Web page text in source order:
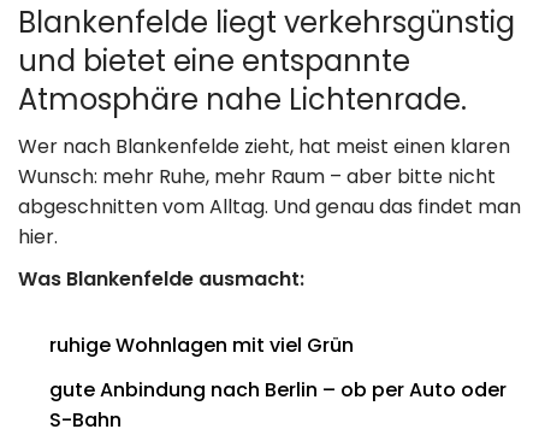
Blankenfelde liegt verkehrsgünstig
und bietet eine entspannte
Atmosphäre nahe Lichtenrade.
Wer nach Blankenfelde zieht, hat meist einen klaren
Wunsch: mehr Ruhe, mehr Raum – aber bitte nicht
abgeschnitten vom Alltag. Und genau das findet man
hier.
Was Blankenfelde ausmacht:
ruhige Wohnlagen mit viel Grün
gute Anbindung nach Berlin – ob per Auto oder
S-Bahn